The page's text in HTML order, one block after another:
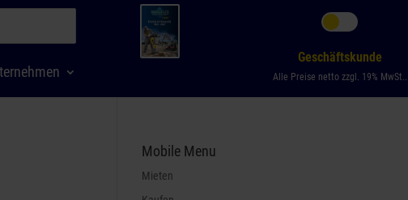
Geschäftskunde
Alle Preise netto zzgl. 19% MwSt..
Mobile Menu
Mieten